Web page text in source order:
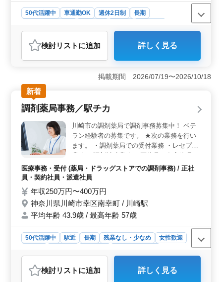
50代活躍中 車通勤OK 週休2日制
長期
おすすめポイント
＜安定した労働環境＞ 年収は250万円以上と安定した収
入が見込めます。通勤手当は実費支給（上限なし）で
す。福利厚生も充実しており、各種保険が完備されてい
るため、安心して働くことができます。 ＜働きやす
い職場環境＞ 週休2日制で、年間休日は120日ありま
す。日曜日や祝日、夏季、年末年始の休暇も確保されて
いるため、プライベートの時間を大切にすることができ
ます。残業は月10時間程度と少なめで、ワークライフバ
ランスを重視する方に適しています。 ＜スキルアッ
プの機会＞ 調剤薬局での受付・会計事務、レセコン入
力業務に携わることで、医療事務のスキルを磨くことが
できます。必要資格や特定の学歴は不問で、診療報酬請
求の経験があれば応募可能なため、経験を活かして新し
い挑戦をしたい方にぴったりです。
検討リスト に追加 詳しく見る
掲載期間 2026/07/19〜2026/10/18
新着
調剤薬局事務／駅チカ
川崎市の調剤薬局で調剤事務募集中！ ベテ
ラン経験者の募集です。 ★次の業務を行い
ます。 ・調剤薬局での受付業務 ・レセプト
発注 今までの経験を活かせる職場です！ 今
まで培ってきたスキルを発揮して頂ける方、
医療事務・受付 (薬局・ドラッグストアでの調剤事務) / 正社
員・契約社員・派遣社員
年収250万円〜400万円
神奈川県川崎市幸区南幸町 / 川崎駅
平均年齢 43.9歳 / 最高年齢 57歳
50代活躍中 駅近 長期 残業なし・少なめ
女性歓迎
おすすめポイント
＜経験を最大限に活かせる環境＞ この求人は、調剤薬
検討リスト に追加 詳しく見る